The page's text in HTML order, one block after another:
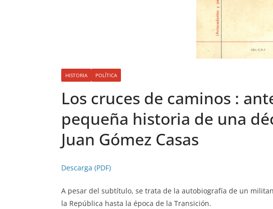
HISTORIA POLÍTICA
Los cruces de caminos :
pequeña historia de una
Juan Gómez Casas
Descarga (PDF)
A pesar del subtítulo, se trata de la autobiografía de un
la República hasta la época de la Transición.